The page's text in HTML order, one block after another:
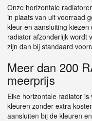
Onze horizontale
in plaats van uit voorraad
kleur en aansluiting
radiator afzonderlijk wordt
zijn dan bij standaard
Meer dan 200
meerprijs
Elke horizontale radiator
kleuren zonder extra
aansluiten bij de kleuren